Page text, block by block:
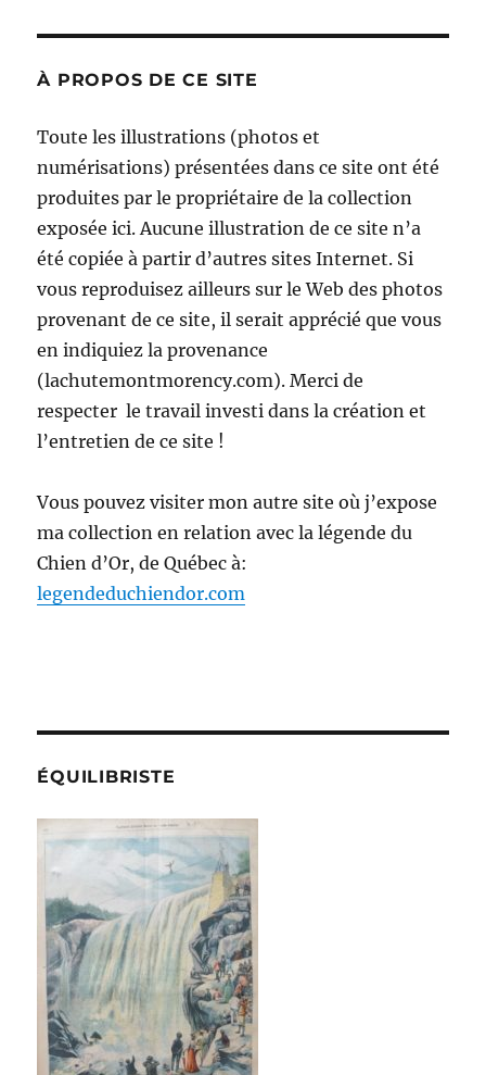
À PROPOS DE CE SITE
Toute les illustrations (photos et
numérisations) présentées dans ce site ont été
produites par le propriétaire de la collection
exposée ici. Aucune illustration de ce site n’a
été copiée à partir d’autres sites Internet. Si
vous reproduisez ailleurs sur le Web des photos
provenant de ce site, il serait apprécié que vous
en indiquiez la provenance
(lachutemontmorency.com). Merci de
respecter le travail investi dans la création et
l’entretien de ce site !
Vous pouvez visiter mon autre site où j’expose
ma collection en relation avec la légende du
Chien d’Or, de Québec à:
legendeduchiendor.com
ÉQUILIBRISTE